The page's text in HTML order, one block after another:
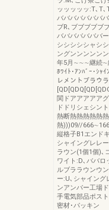
ッッッッッ:T､T
バババババババ
ブR､ブブブブブ
バババババババー
シシシシシャシ
ングンンンンン
年5月∼∼∼継続∼
ﾎﾜｲﾄ･ｱﾝﾊﾞｰ･ｼｬ
レメントブラウ
関ドアアアアア
ドドリシェシン
熱断熱熱熱熱熱熱
熱)))09//
縦格子B1エンド
シャイングレレ
ラウン(1個1個)､
ワイト:D､ババロ
ルブララウンウ
ー:U､シャイング
ンアンバー工場
手電気部品ポス
密材･パッキン